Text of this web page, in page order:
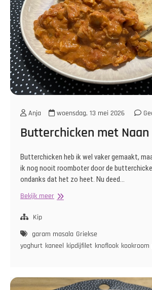
Anja woensdag, 13 mei 2026
Butterchicken met Naan
Butterchicken heb ik wel vaker gemaakt,
ik nog nooit roomboter door de
ondanks dat het zo heet. Nu deed…
Bekijk meerButterchicken
Kip
garam masala Griekse
yoghurt kaneel kipdijfilet knoflook kookroom